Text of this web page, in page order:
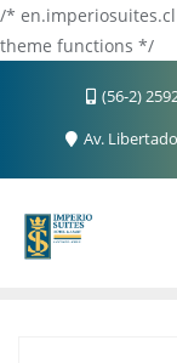
/*
theme functions */
(56-2)
Av.